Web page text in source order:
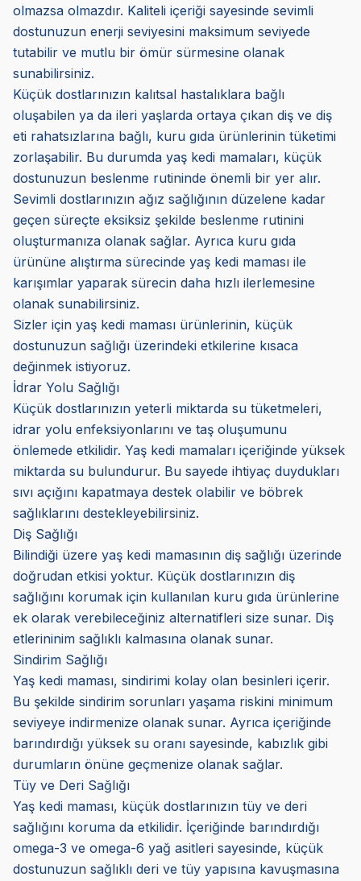
olmazsa olmazdır. Kaliteli içeriği sayesinde sevimli
dostunuzun enerji seviyesini maksimum seviyede
tutabilir ve mutlu bir ömür sürmesine olanak
sunabilirsiniz.
Küçük dostlarınızın kalıtsal hastalıklara bağlı
oluşabilen ya da ileri yaşlarda ortaya çıkan diş ve diş
eti rahatsızlarına bağlı, kuru gıda ürünlerinin tüketimi
zorlaşabilir. Bu durumda yaş kedi mamaları, küçük
dostunuzun beslenme rutininde önemli bir yer alır.
Sevimli dostlarınızın ağız sağlığının düzelene kadar
geçen süreçte eksiksiz şekilde beslenme rutinini
oluşturmanıza olanak sağlar. Ayrıca kuru gıda
ürününe alıştırma sürecinde yaş kedi maması ile
karışımlar yaparak sürecin daha hızlı ilerlemesine
olanak sunabilirsiniz.
Sizler için yaş kedi maması ürünlerinin, küçük
dostunuzun sağlığı üzerindeki etkilerine kısaca
değinmek istiyoruz.
İdrar Yolu Sağlığı
Küçük dostlarınızın yeterli miktarda su tüketmeleri,
idrar yolu enfeksiyonlarını ve taş oluşumunu
önlemede etkilidir. Yaş kedi mamaları içeriğinde yüksek
miktarda su bulundurur. Bu sayede ihtiyaç duydukları
sıvı açığını kapatmaya destek olabilir ve böbrek
sağlıklarını destekleyebilirsiniz.
Diş Sağlığı
Bilindiği üzere yaş kedi mamasının diş sağlığı üzerinde
doğrudan etkisi yoktur. Küçük dostlarınızın diş
sağlığını korumak için kullanılan kuru gıda ürünlerine
ek olarak verebileceğiniz alternatifleri size sunar. Diş
etlerininim sağlıklı kalmasına olanak sunar.
Sindirim Sağlığı
Yaş kedi maması, sindirimi kolay olan besinleri içerir.
Bu şekilde sindirim sorunları yaşama riskini minimum
seviyeye indirmenize olanak sunar. Ayrıca içeriğinde
barındırdığı yüksek su oranı sayesinde, kabızlık gibi
durumların önüne geçmenize olanak sağlar.
Tüy ve Deri Sağlığı
Yaş kedi maması, küçük dostlarınızın tüy ve deri
sağlığını koruma da etkilidir. İçeriğinde barındırdığı
omega-3 ve omega-6 yağ asitleri sayesinde, küçük
dostunuzun sağlıklı deri ve tüy yapısına kavuşmasına